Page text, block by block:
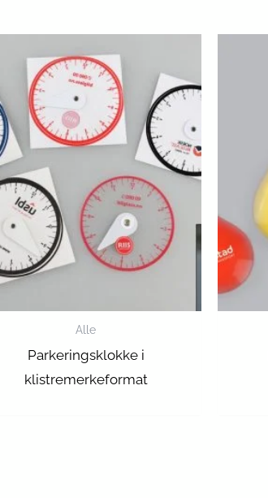
Alle
Parkeringsklokke i
klistremerkeformat